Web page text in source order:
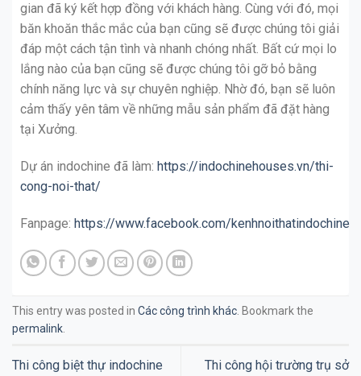
gian đã ký kết hợp đồng với khách hàng. Cùng với đó, mọi
băn khoăn thắc mắc của bạn cũng sẽ được chúng tôi giải
đáp một cách tận tình và nhanh chóng nhất. Bất cứ mọi lo
lắng nào của bạn cũng sẽ được chúng tôi gỡ bỏ bằng
chính năng lực và sự chuyên nghiệp. Nhờ đó, bạn sẽ luôn
cảm thấy yên tâm về những mẫu sản phẩm đã đặt hàng
tại Xưởng.
Dự án indochine đã làm: https://indochinehouses.vn/thi-
cong-noi-that/
Fanpage: https://www.facebook.com/kenhnoithatindochine
This entry was posted in Các công trình khác . Bookmark the
permalink
Thi công biệt thự indochine
Thi công hội trường trụ sở